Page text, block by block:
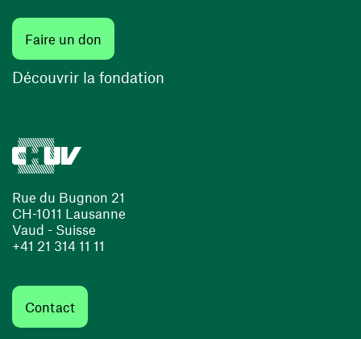
Rue du Bugnon 21
CH-1011 Lausanne
Vaud - Suisse
+41 21 314 11 11
Contact
Faire un don
Découvrir la fondation